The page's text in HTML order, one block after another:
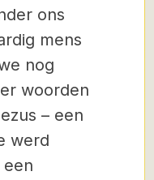
ons
mens
nog
woorden
– een
werd